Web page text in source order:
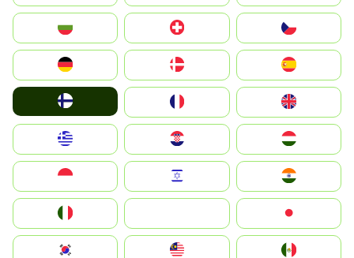
Switzerland
Deutschland
United Kingdom
Magyarország
South Korea